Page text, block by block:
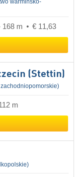
warmińsko-
168 m € 11,63
(Stettin)
m